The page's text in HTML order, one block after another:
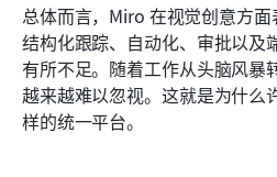
总体而言，Miro 在视觉创意方
结构化跟踪、自动化、审批以及
有所不足。随着工作从头脑风暴
越来越难以忽视。这就是为什么
样的统一平台。